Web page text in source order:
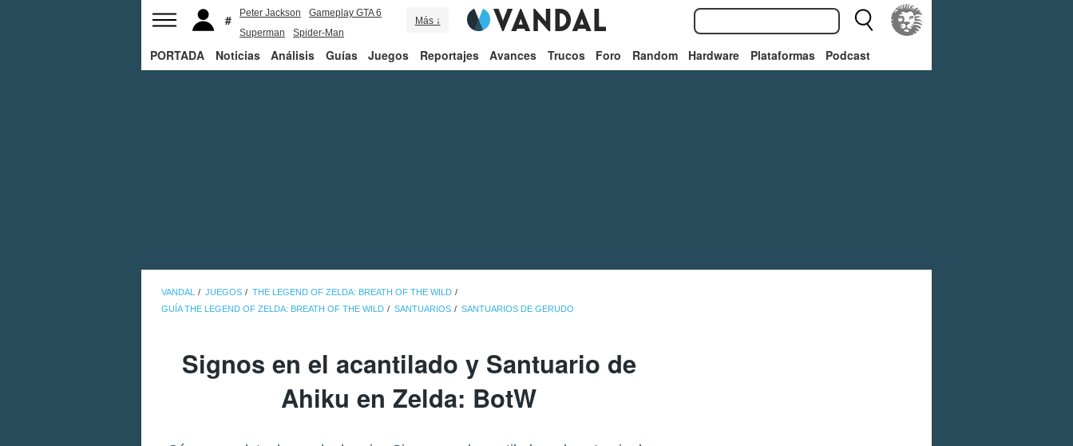
Peter Jackson
Gameplay GTA 6
Superman
Spider-Man
Más ↓
PORTADA Noticias Análisis Guías Juegos Reportajes Avances Trucos Foro Random Hardware Plataformas Podcast
VANDAL JUEGOS
THE LEGEND OF ZELDA: BREATH OF THE WILD
GUÍA THE LEGEND OF ZELDA: BREATH OF THE WILD
SANTUARIOS SANTUARIOS DE GERUDO
Signos en el acantilado y Santuario de
Ahiku en Zelda: BotW